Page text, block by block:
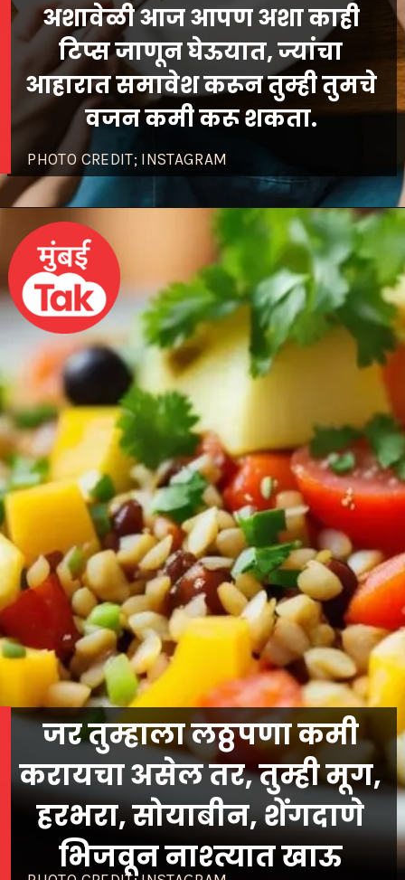
PHOTO CREDIT; INSTAGRAM
अशावेळी आज आपण अशा काही
टिप्स जाणून घेऊयात, ज्यांचा
आहारात समावेश करून तुम्ही तुमचे
वजन कमी करू शकता.
जर तुम्हाला लठ्ठपणा कमी
करायचा असेल तर, तुम्ही मूग,
हरभरा, सोयाबीन, शेंगदाणे
भिजवून नाश्त्यात खाऊ